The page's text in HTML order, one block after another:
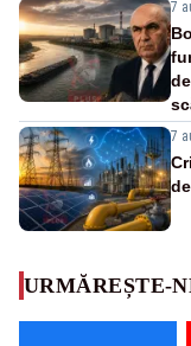
7
7
URMĂREȘTE-